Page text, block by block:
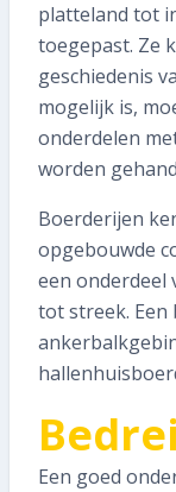
platteland tot
toegepast. Ze
geschiedenis
mogelijk is,
onderdelen
worden
Boerderijen
opgebouwde
een onderdeel
tot streek. Een
Een goed